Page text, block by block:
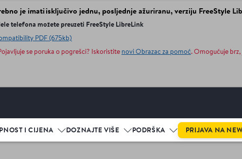
je imati isključivo jednu, posljednje ažuriranu, verziju FreeStyle
telefona možete preuzeti FreeStyle LibreLink
PDF (675kb)
se poruka o pogrešci? Iskoristite novi Obrazac za pomoć. Omogućuje
I CIJENA DOZNAJTE VIŠE PODRŠKA PRIJAVA NA